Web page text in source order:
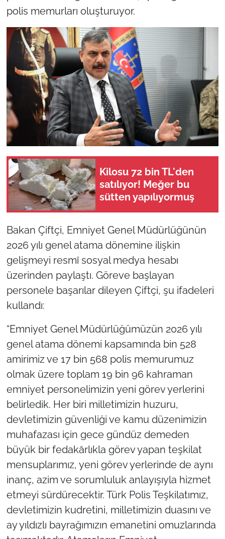
polis memurları oluşturuyor.
Kilosu 72 bin TL'den
satılıyor! Meğer bu
sütten yapılıyormuş
Bakan Çiftçi, Emniyet Genel Müdürlüğünün
2026 yılı genel atama dönemine ilişkin
gelişmeyi resmî sosyal medya hesabı
üzerinden paylaştı. Göreve başlayan
personele başarılar dileyen Çiftçi, şu ifadeleri
kullandı:
“Emniyet Genel Müdürlüğümüzün 2026 yılı
genel atama dönemi kapsamında bin 528
amirimiz ve 17 bin 568 polis memurumuz
olmak üzere toplam 19 bin 96 kahraman
emniyet personelimizin yeni görev yerlerini
belirledik. Her biri milletimizin huzuru,
devletimizin güvenliği ve kamu düzenimizin
muhafazası için gece gündüz demeden
büyük bir fedakârlıkla görev yapan teşkilat
mensuplarımız, yeni görev yerlerinde de aynı
inanç, azim ve sorumluluk anlayışıyla hizmet
etmeyi sürdürecektir. Türk Polis Teşkilatımız,
devletimizin kudretini, milletimizin duasını ve
ay yıldızlı bayrağımızın emanetini omuzlarında